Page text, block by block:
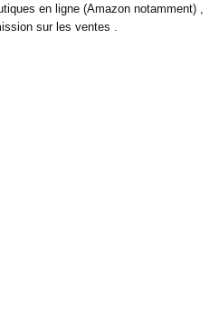
en ligne (Amazon notamment) ,
sur les ventes .